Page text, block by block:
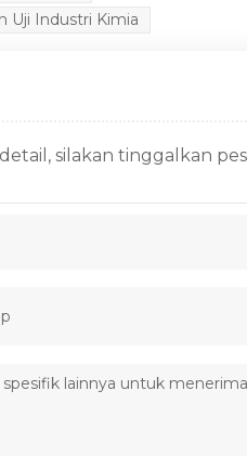
Uji Industri Kimia
silakan tinggalkan